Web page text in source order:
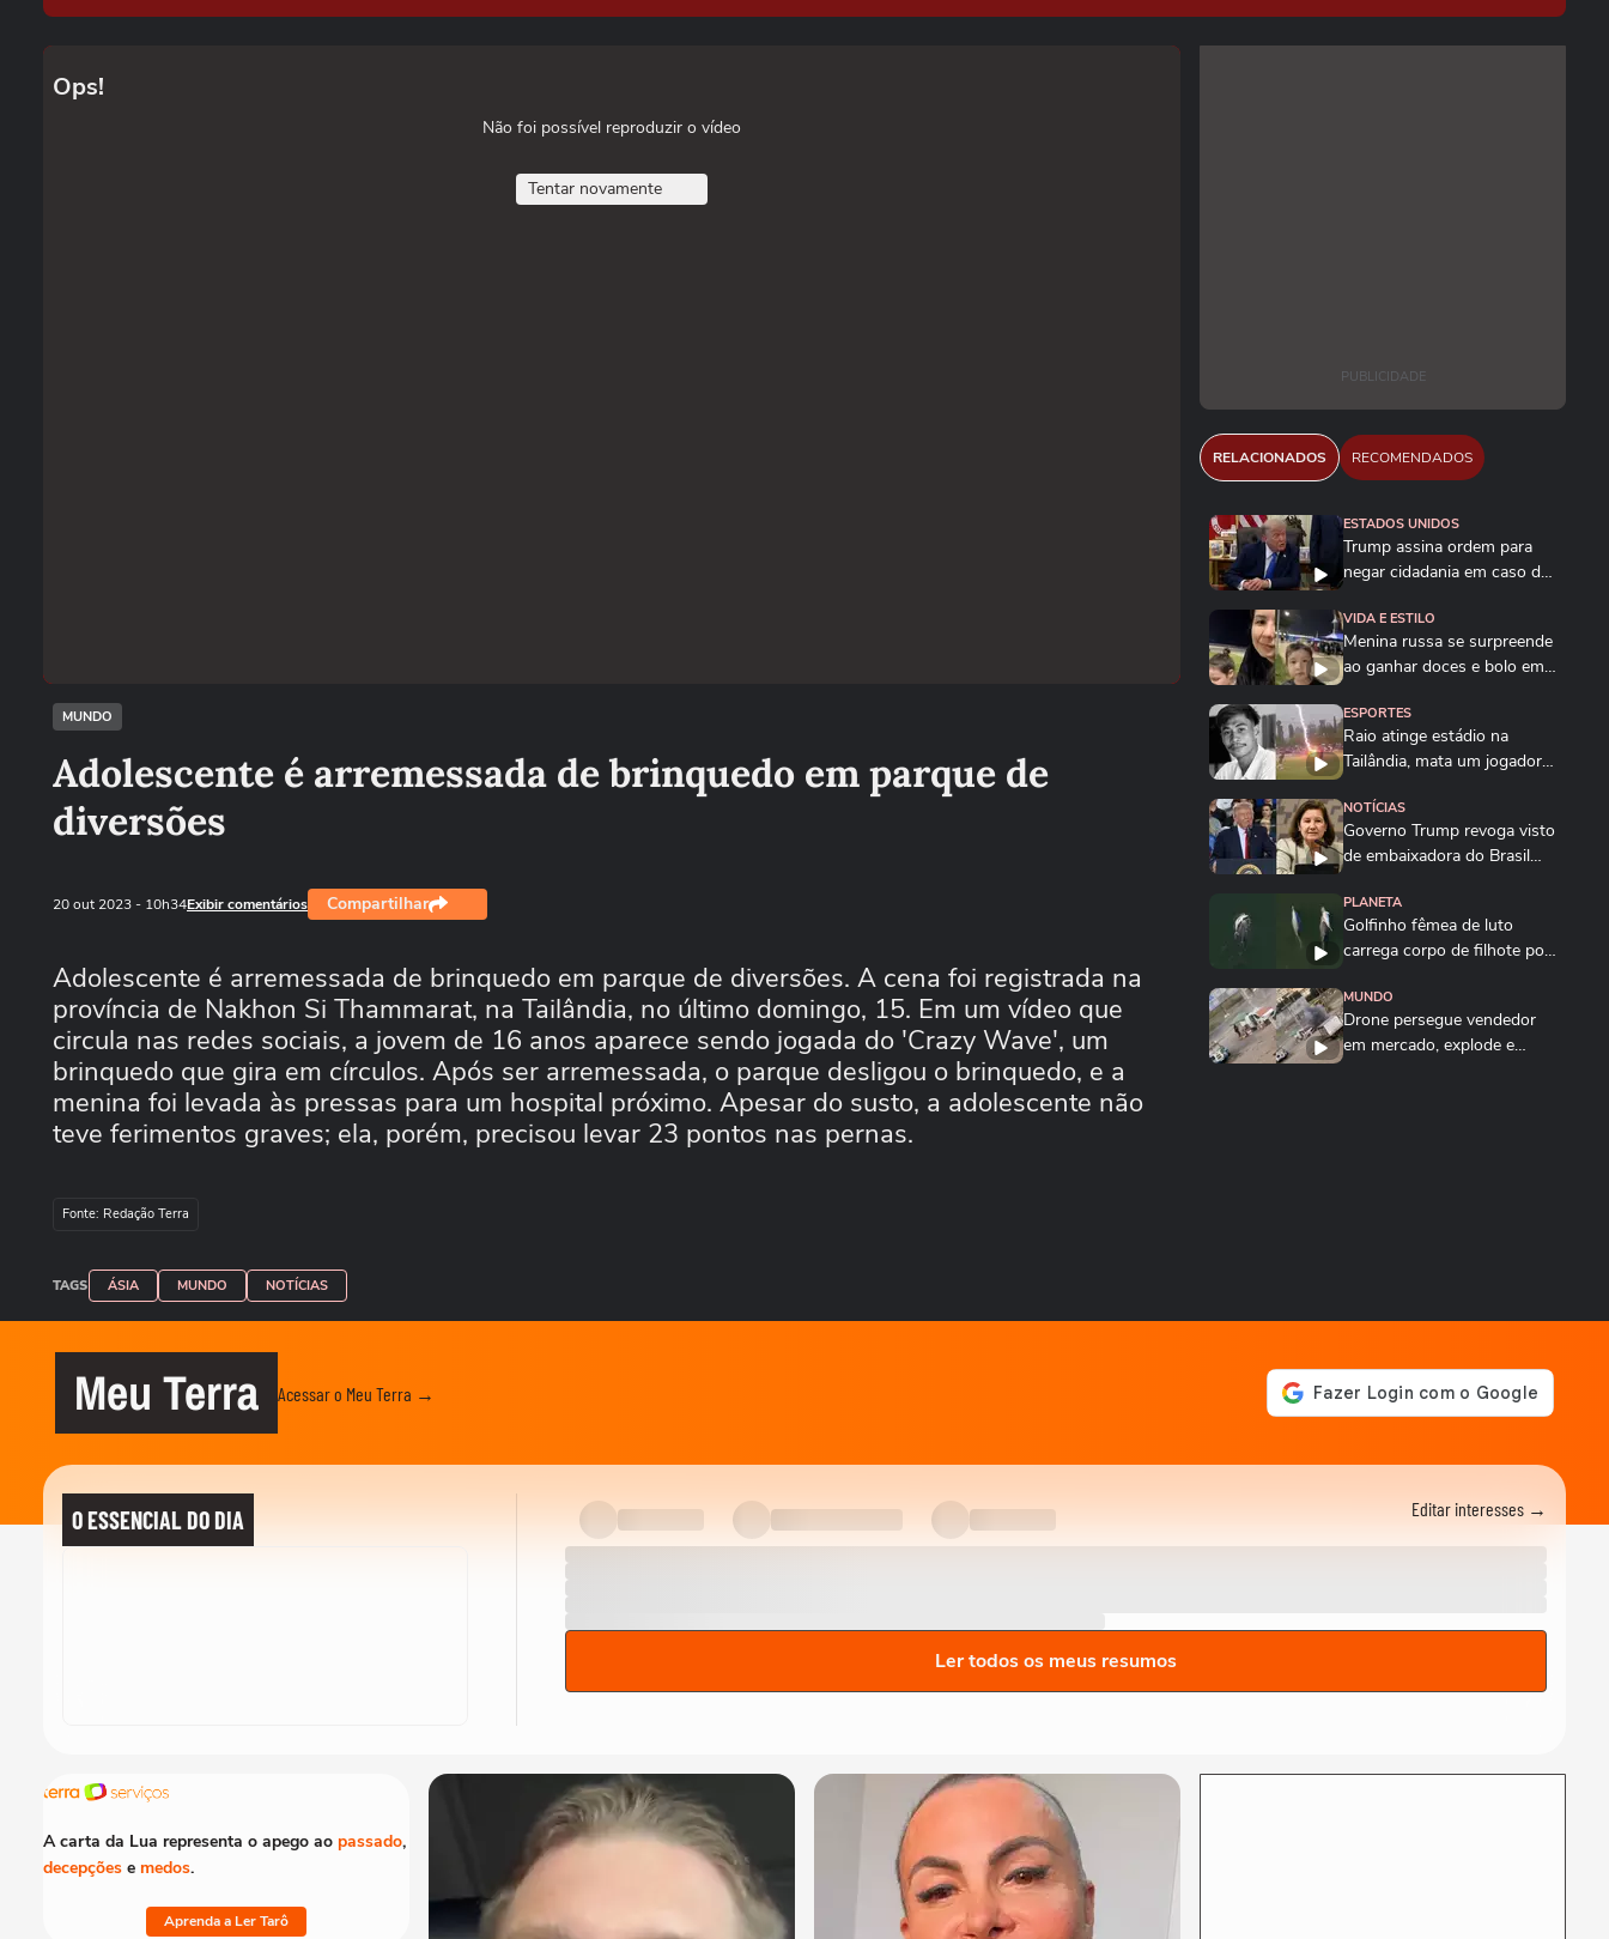
Ops!
Não foi possível reproduzir o vídeo
Tentar novamente
MUNDO
Adolescente é arremessada de brinquedo em parque de
diversões
20 out 2023- 10h34Exibir comentários Compartilhar
Adolescente é arremessada de brinquedo em parque de diversões. A cena foi registrada na
província de Nakhon Si Thammarat, na Tailândia, no último domingo, 15. Em um vídeo que
circula nas redes sociais, a jovem de 16 anos aparece sendo jogada do 'Crazy Wave', um
brinquedo que gira em círculos. Após ser arremessada, o parque desligou o brinquedo, e a
menina foi levada às pressas para um hospital próximo. Apesar do susto, a adolescente não
teve ferimentos graves; ela, porém, precisou levar 23 pontos nas pernas.
Fonte: Redação Terra
TAGS ÁSIA MUNDO NOTÍCIAS
PUBLICIDADE
RELACIONADOS RECOMENDADOS
ESTADOS UNIDOS
Trump assina ordem para
negar cidadania em caso de
VIDA E ESTILO
Menina russa se surpreende
ao ganhar doces e bolo em
ESPORTES
Raio atinge estádio na
Tailândia, mata um jogador e
NOTÍCIAS
Governo Trump revoga visto
de embaixadora do Brasil
PLANETA
Golfinho fêmea de luto
carrega corpo de filhote por
MUNDO
Drone persegue vendedor
em mercado, explode e
petroleiros em chamas após
AS PRINCIPAIS NOTÍCIAS DA
EUROPA
Milhares de imigrantes
Espanha, e prefeito pede...
Menino de 11 anos viraliza
após virar tradutor da mãe
brigar com China e EUA:
No Japão, Zico tranquiliza
Meu Terra Acessar o Meu Terra →
O ESSENCIAL DO DIA Editar interesses →
Ler todos os meus resumos
A carta da Lua representa o apego ao passado,
decepções e medos.
Aprenda a Ler Tarô